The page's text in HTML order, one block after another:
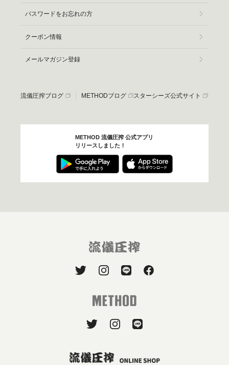
パスワードをお忘れの方
クーポン情報
メールマガジン登録
流儀圧搾ブログ METHODブログ スターシーズ公式サイト
METHOD 流儀圧搾 公式アプリ
リリースしました！